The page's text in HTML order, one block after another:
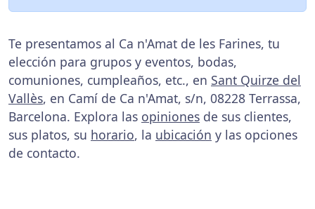
Te presentamos al Ca n'Amat de les Farines, tu
elección para grupos y eventos, bodas,
comuniones, cumpleaños, etc., en Sant Quirze del
Vallès, en Camí de Ca n'Amat, s/n, 08228 Terrassa,
Barcelona. Explora las opiniones de sus clientes,
sus platos, su horario, la ubicación y las opciones
de contacto.